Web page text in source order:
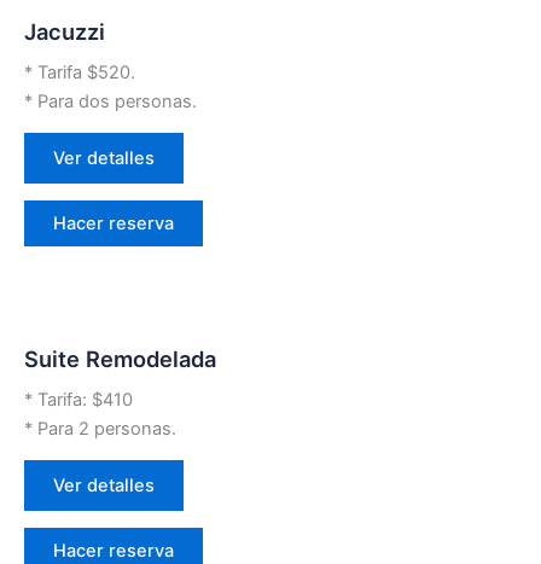
Jacuzzi
* Tarifa $520.
* Para dos personas.
Ver detalles
Hacer reserva
Suite Remodelada
* Tarifa: $410
* Para 2 personas.
Ver detalles
Hacer reserva